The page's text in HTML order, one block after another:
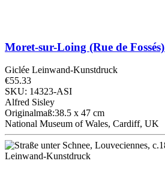
Moret-sur-Loing (Rue de Fossés)
Giclée Leinwand-Kunstdruck
€55.33
SKU: 14323-ASI
Alfred Sisley
Originalmaß:38.5 x 47 cm
National Museum of Wales, Cardiff, UK